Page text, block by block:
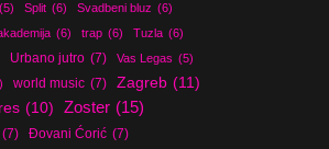
(5) Split (6) Svadbeni bluz (6)
(6) trap (6) Tuzla (6)
Urbano jutro (7) Vas Legas (5)
world music (7) Zagreb (11)
(10) Zoster (15)
(7) Đovani Ćorić (7)